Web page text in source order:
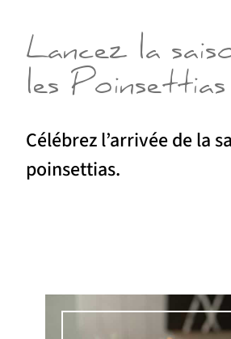
Lancez la
les Poinsettias
Célébrez l’arrivée de la
poinsettias.